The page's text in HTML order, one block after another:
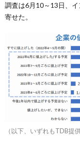
調査は6月10～13日、
寄せた。
（以下、いずれもTDB提供